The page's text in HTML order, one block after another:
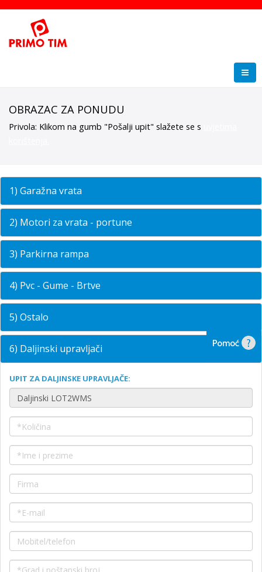
OBRAZAC ZA PONUDU
Privola: Klikom na gumb "Pošalji upit" slažete se s
1) Garažna vrata
2) Motori za vrata - portune
3) Parkirna rampa
4) Pvc - Gume - Brtve
5) Ostalo
6) Daljinski upravljači
UPIT ZA DALJINSKE UPRAVLJAČE: